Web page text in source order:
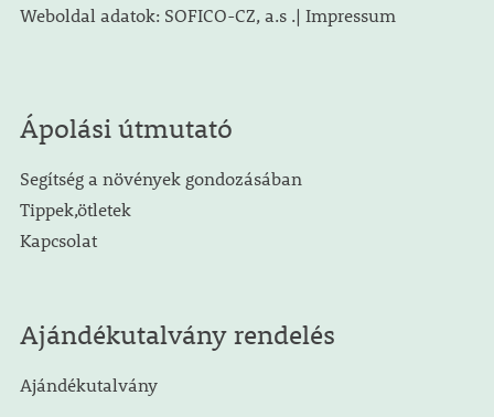
Weboldal adatok: SOFICO-CZ, a.s .| Impressum
Ápolási útmutató
Segítség a növények gondozásában
Tippek,ötletek
Kapcsolat
Ajándékutalvány rendelés
Ajándékutalvány